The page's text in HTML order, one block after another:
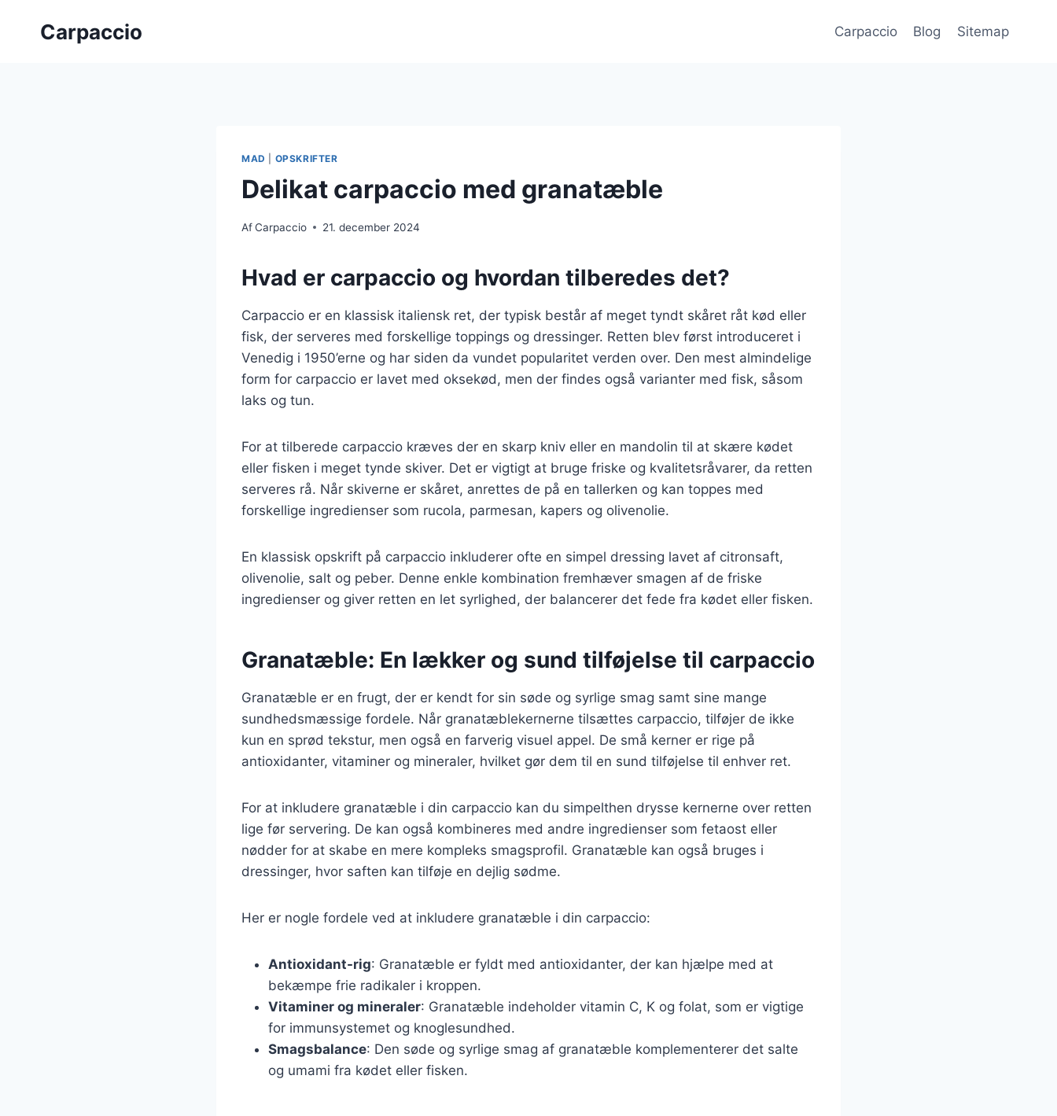
Carpaccio Carpaccio Blog Sitemap
MAD OPSKRIFTER
Delikat carpaccio med granatæble
AfCarpaccio 21. december 2024
Hvad er carpaccio og hvordan tilberedes det?
Carpaccio er en klassisk italiensk ret, der typisk består af meget tyndt skåret råt kød eller
fisk, der serveres med forskellige toppings og dressinger. Retten blev først introduceret i
Venedig i 1950’erne og har siden da vundet popularitet verden over. Den mest almindelige
form for carpaccio er lavet med oksekød, men der findes også varianter med fisk, såsom
laks og tun.
For at tilberede carpaccio kræves der en skarp kniv eller en mandolin til at skære kødet
eller fisken i meget tynde skiver. Det er vigtigt at bruge friske og kvalitetsråvarer, da retten
serveres rå. Når skiverne er skåret, anrettes de på en tallerken og kan toppes med
forskellige ingredienser som rucola, parmesan, kapers og olivenolie.
En klassisk opskrift på carpaccio inkluderer ofte en simpel dressing lavet af citronsaft,
olivenolie, salt og peber. Denne enkle kombination fremhæver smagen af de friske
ingredienser og giver retten en let syrlighed, der balancerer det fede fra kødet eller fisken.
Granatæble: En lækker og sund tilføjelse til carpaccio
Granatæble er en frugt, der er kendt for sin søde og syrlige smag samt sine mange
sundhedsmæssige fordele. Når granatæblekernerne tilsættes carpaccio, tilføjer de ikke
kun en sprød tekstur, men også en farverig visuel appel. De små kerner er rige på
antioxidanter, vitaminer og mineraler, hvilket gør dem til en sund tilføjelse til enhver ret.
For at inkludere granatæble i din carpaccio kan du simpelthen drysse kernerne over retten
lige før servering. De kan også kombineres med andre ingredienser som fetaost eller
nødder for at skabe en mere kompleks smagsprofil. Granatæble kan også bruges i
dressinger, hvor saften kan tilføje en dejlig sødme.
Her er nogle fordele ved at inkludere granatæble i din carpaccio:
Antioxidant-rig: Granatæble er fyldt med antioxidanter, der kan hjælpe med at
bekæmpe frie radikaler i kroppen.
Vitaminer og mineraler: Granatæble indeholder vitamin C, K og folat, som er vigtige
for immunsystemet og knoglesundhed.
Smagsbalance: Den søde og syrlige smag af granatæble komplementerer det salte
og umami fra kødet eller fisken.